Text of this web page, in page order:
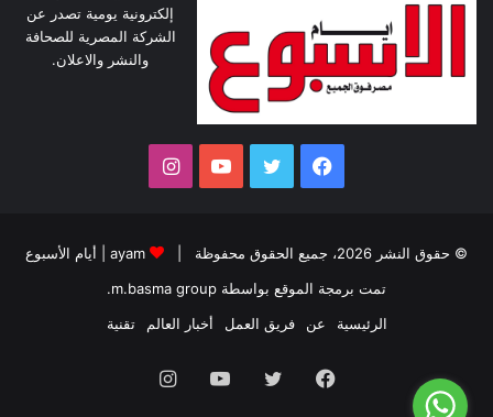
إلكترونية يومية تصدر عن
الشركة المصرية للصحافة
والنشر والاعلان.
فيسبوك تويتر يوتيوبانستقرام
© حقوق النشر 2026، جميع الحقوق محفوظة | ayam
أيام الأسبوع
تمت برمجة الموقع بواسطة m.basma group
.
الرئيسية
عن فريق العمل أخبار العالم تقنية
فيسبوك تويتر يوتيوبانستقرام